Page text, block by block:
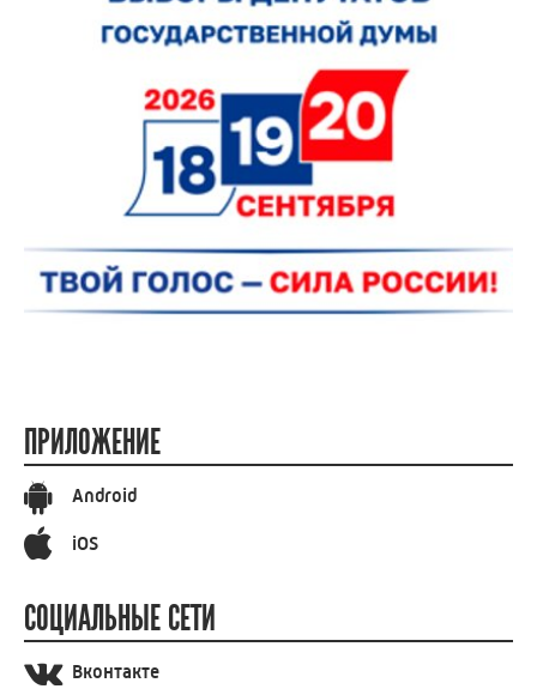
ПРИЛОЖЕНИЕ
Android
iOS
СОЦИАЛЬНЫЕ СЕТИ
Вконтакте